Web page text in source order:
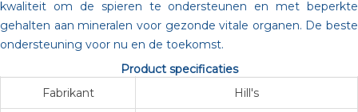
kwaliteit om de spieren te ondersteunen en met beperkte
gehalten aan mineralen voor gezonde vitale organen. De beste
ondersteuning voor nu en de toekomst.
Product specificaties
Fabrikant Hill's